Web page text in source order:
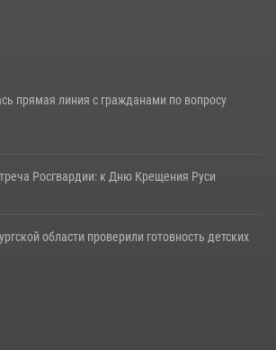
прямая линия с гражданами по вопросу
Росгвардии: к Дню Крещения Руси
области проверили готовность детских